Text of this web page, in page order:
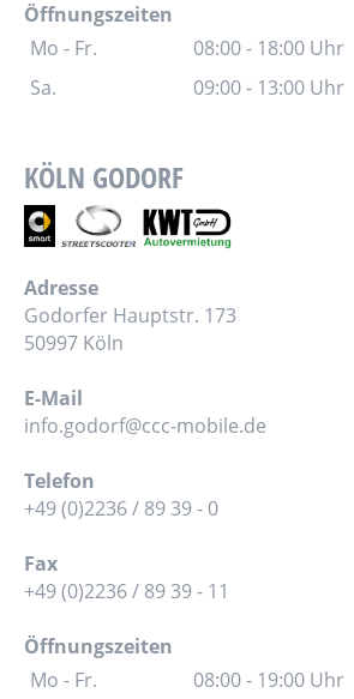
Öffnungszeiten
Mo - Fr.
08:00 - 18:00 Uhr
Sa.
09:00 - 13:00 Uhr
KÖLN GODORF
Adresse
Godorfer Hauptstr. 173
50997 Köln
E-Mail
info.godorf@ccc-mobile.de
Telefon
+49 (0)2236 / 89 39 - 0
Fax
+49 (0)2236 / 89 39 - 11
Öffnungszeiten
Mo - Fr.
08:00 - 19:00 Uhr